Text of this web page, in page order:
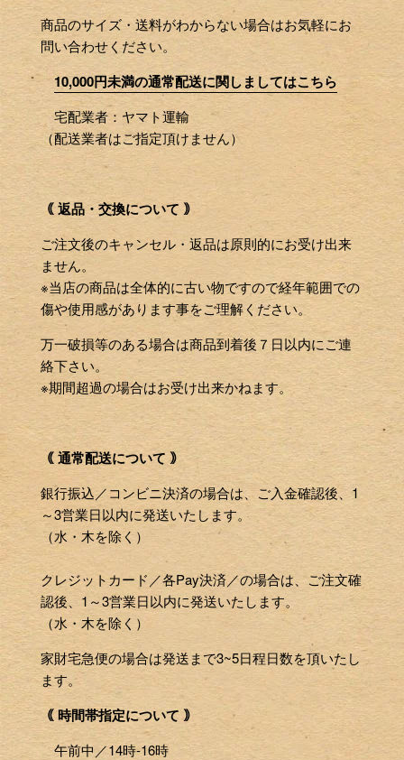
商品のサイズ・送料がわからない場合はお気軽にお
問い合わせください。
10,000円未満の通常配送に関しましてはこちら
宅配業者：ヤマト運輸
（配送業者はご指定頂けません）
｟ 返品・交換について ｠
ご注文後のキャンセル・返品は原則的にお受け出来
ません。
※当店の商品は全体的に古い物ですので経年範囲での
傷や使用感があります事をご理解ください。
万一破損等のある場合は商品到着後７日以内にご連
絡下さい。
※期間超過の場合はお受け出来かねます。
｟ 通常配送について ｠
銀行振込／コンビニ決済の場合は、ご入金確認後、1
～3営業日以内に発送いたします。
（水・木を除く）
クレジットカード／各Pay決済／の場合は、ご注文確
認後、1～3営業日以内に発送いたします。
（水・木を除く）
家財宅急便の場合は発送まで3~5日程日数を頂いたし
ます。
｟ 時間帯指定について ｠
午前中／14時-16時